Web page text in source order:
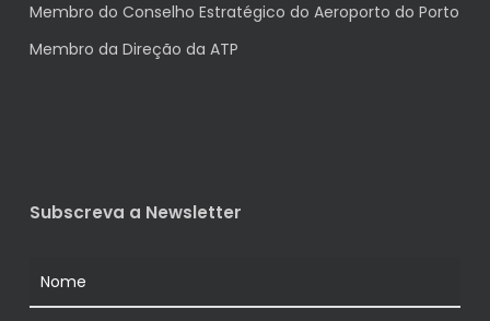
Membro do Conselho Estratégico do Aeroporto do Porto
Membro da Direção da ATP
Subscreva a Newsletter